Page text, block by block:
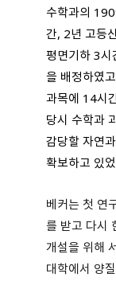
수학과의
간, 2년 고등
평면기하 3시
을 배정하였
과목에 14시
당시 수학과
감당할 자연
확보하고 있
베커는 첫 연
를 받고 다시
개설을 위해
대학에서 양